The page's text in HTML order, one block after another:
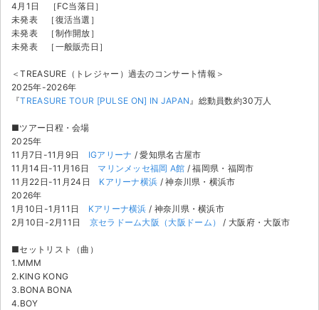
チケットジャム運営会社
チケットジャム利用規約
プライバシーポリシー
特定商取引法に基づく表記
公演登録依頼
不正転売禁止法について
チケットジャムの取り組み
音楽情報
4月1日 ［FC当落日］
未発表 ［復活当選］
未発表 ［制作開放］
未発表 ［一般販売日］
＜TREASURE（トレジャー）過去のコンサート情報＞
2025年-2026年
『TREASURE TOUR [PULSE ON] IN JAPAN』総動員数約30万人
■ツアー日程・会場
2025年
11月7日-11月9日 IGアリーナ / 愛知県名古屋市
11月14日-11月16日 マリンメッセ福岡 A館 / 福岡県・福岡市
11月22日-11月24日 Kアリーナ横浜 / 神奈川県・横浜市
2026年
1月10日-1月11日 Kアリーナ横浜 / 神奈川県・横浜市
2月10日-2月11日 京セラドーム大阪（大阪ドーム） / 大阪府・大阪市
■セットリスト（曲）
1.MMM
2.KING KONG
3.BONA BONA
4.BOY